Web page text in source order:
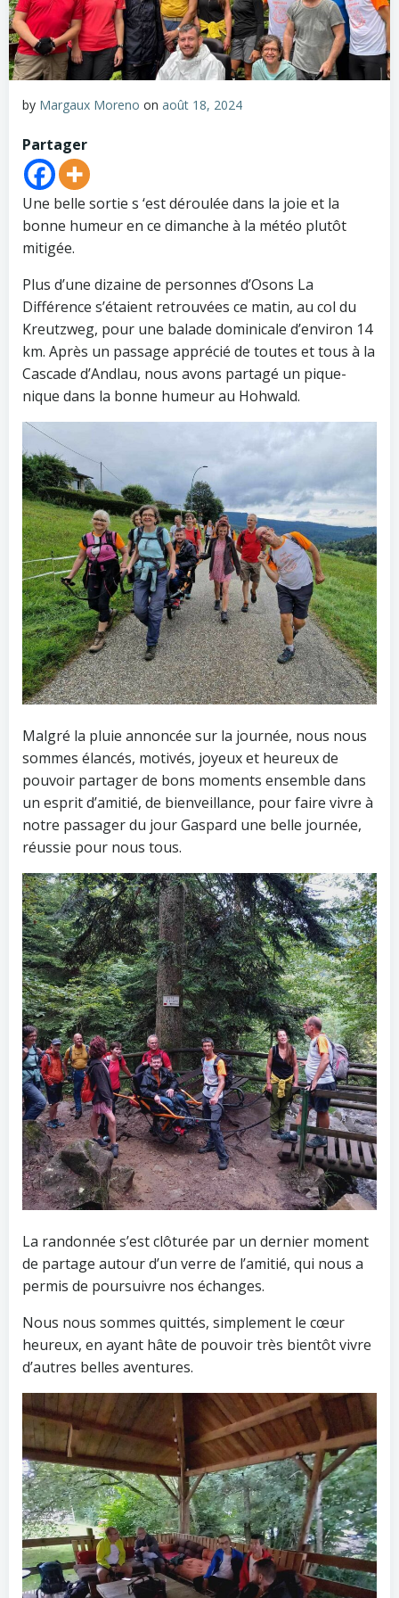
by Margaux Moreno on août 18, 2024
Partager
Une belle sortie s ‘est déroulée dans la joie et la
bonne humeur en ce dimanche à la météo plutôt
mitigée.
Plus d’une dizaine de personnes d’Osons La
Différence s’étaient retrouvées ce matin, au col du
Kreutzweg, pour une balade dominicale d’environ 14
km. Après un passage apprécié de toutes et tous à la
Cascade d’Andlau, nous avons partagé un pique-
nique dans la bonne humeur au Hohwald.
Malgré la pluie annoncée sur la journée, nous nous
sommes élancés, motivés, joyeux et heureux de
pouvoir partager de bons moments ensemble dans
un esprit d’amitié, de bienveillance, pour faire vivre à
notre passager du jour Gaspard une belle journée,
réussie pour nous tous.
La randonnée s’est clôturée par un dernier moment
de partage autour d’un verre de l’amitié, qui nous a
permis de poursuivre nos échanges.
Nous nous sommes quittés, simplement le cœur
heureux, en ayant hâte de pouvoir très bientôt vivre
d’autres belles aventures.